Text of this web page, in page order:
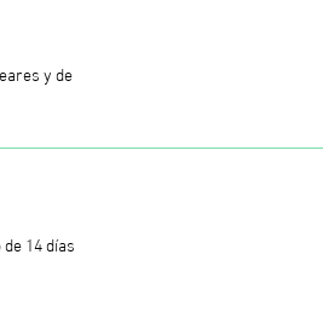
y de
14 días